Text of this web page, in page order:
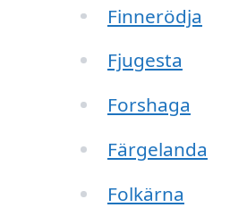
Finnerödja
Fjugesta
Forshaga
Färgelanda
Folkärna